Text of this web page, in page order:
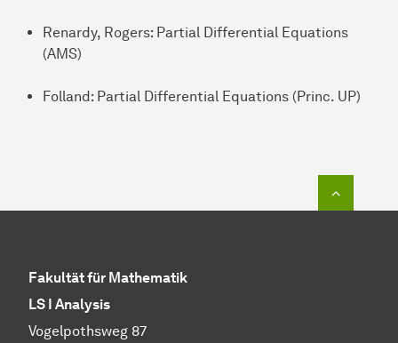
Renardy, Rogers: Partial Differential Equations
(AMS)
Folland: Partial Differential Equations (Princ. UP)
Fakultät für Mathematik
LS I Analysis
Vogelpothsweg 87